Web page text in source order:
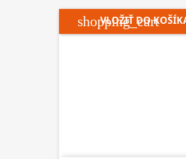
shopping_cart
VLOŽIŤ DO